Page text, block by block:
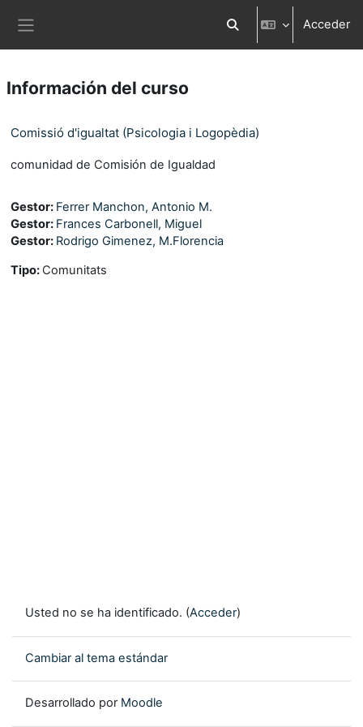
Selector de búsqueda
Acceder
Información del curso
Comissió d'igualtat (Psicologia i Logopèdia)
comunidad de Comisión de Igualdad
Gestor: Ferrer Manchon, Antonio M.
Gestor: Frances Carbonell, Miguel
Gestor: Rodrigo Gimenez, M.Florencia
Tipo: Comunitats
Usted no se ha identificado. (Acceder)
Cambiar al tema estándar
Desarrollado por Moodle